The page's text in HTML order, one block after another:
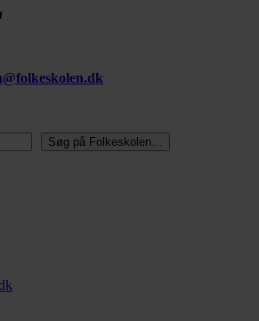
Søg på Folkeskolen…